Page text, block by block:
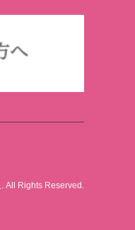
. All Rights Reserved.